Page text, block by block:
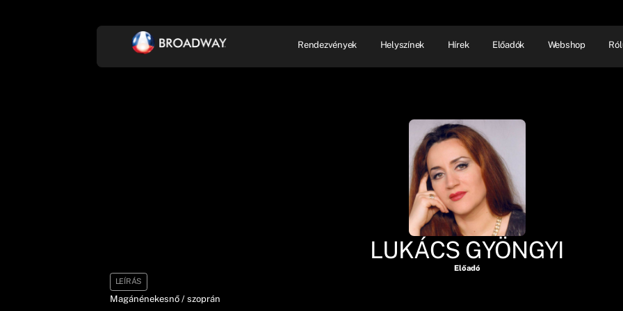
Rendezvények Helyszínek Hírek Előadók Webshop
LUKÁCS GYÖNGYI
Előadó
LEÍRÁS
Magánénekesnő / szoprán